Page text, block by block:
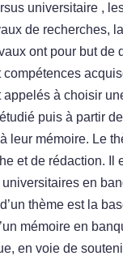
universitaire ,
de recherches,
ont pour but de
appelés à choisir
puis à partir
leur mémoire. Le
et de rédaction. Il
en
thème est la
mémoire en
en voie de